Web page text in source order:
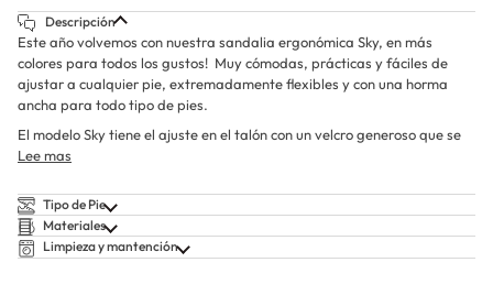
Descripción
Este año volvemos con nuestra sandalia ergonómica Sky, en más
colores para todos los gustos! Muy cómodas, prácticas y fáciles de
ajustar a cualquier pie, extremadamente flexibles y con una horma
ancha para todo tipo de pies.
El modelo Sky tiene el ajuste en el talón con un velcro generoso que se
Lee mas
Tipo de Pie
Materiales
Limpieza y mantención